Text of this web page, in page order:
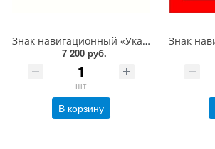
Знак навигационный «Указатель оси судового хода в судоходном пролете моста. Для судов и составов, идущих снизу» 1000х1000 мм, световозвращающий, металл 0.8 мм
7 200 руб.
шт
В корзину